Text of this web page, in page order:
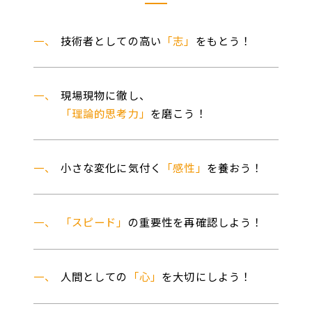
一、 技術者としての高い 「志」 をもとう！
一、
現場現物に徹し、
「理論的思考力」 を磨こう！
一、 小さな変化に気付く 「感性」 を養おう！
一、 「スピード」 の重要性を再確認しよう！
一、 人間としての 「心」 を大切にしよう！